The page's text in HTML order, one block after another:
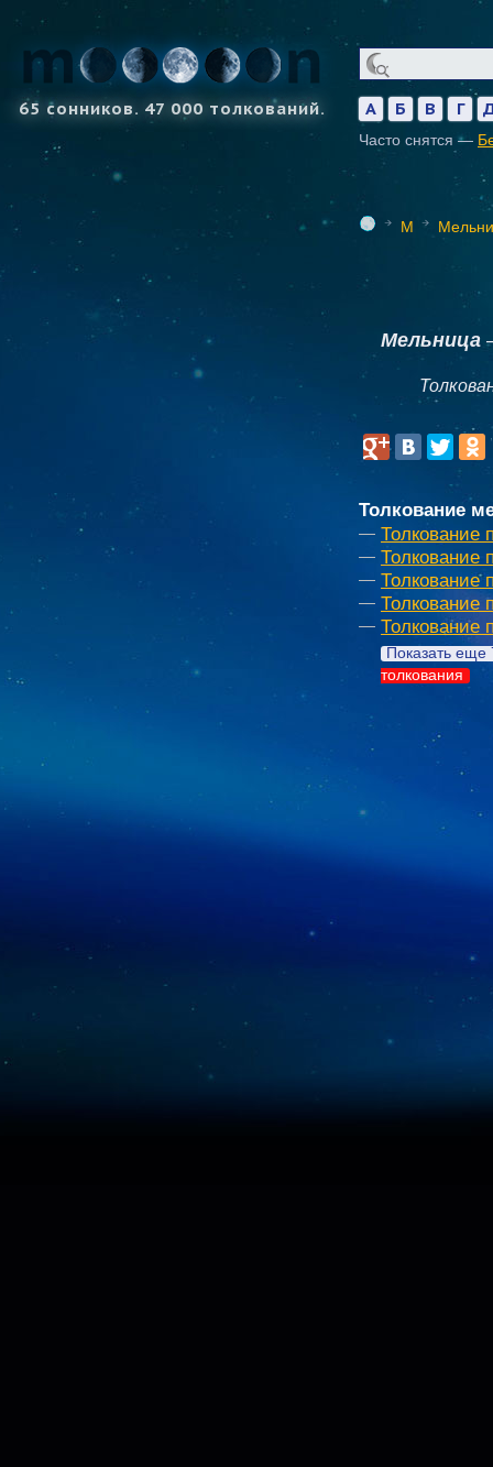
65 сонников. 47 000 толкований. А Б В Г
Часто снятся —
М
Мельница
Толкование
Толкование
Толкование
Толкование
Толкование
Толкование
Показать еще
толкования